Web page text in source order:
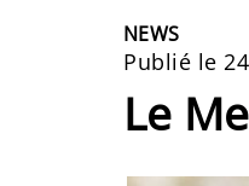
NEWS
Publié le
Le